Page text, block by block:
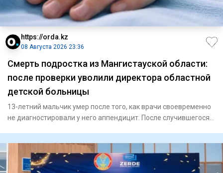
https://orda.kz
08 Августа 2026 23:36
Смерть подростка из Мангистауской области:
после проверки уволили директора областной
детской больницы
13-летний мальчик умер после того, как врачи своевременно
не диагностировали у него аппендицит. После случившегося